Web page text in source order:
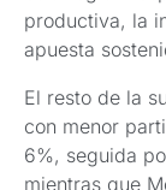
productiva, la
apuesta
El resto de la
con menor
6%, seguida
mientras que